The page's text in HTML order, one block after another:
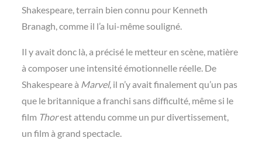
Shakespeare, terrain bien connu pour Kenneth
Branagh, comme il l’a lui-même souligné.
Il y avait donc là, a précisé le metteur en scène, matière
à composer une intensité émotionnelle réelle. De
Shakespeare à Marvel, il n’y avait finalement qu’un pas
que le britannique a franchi sans difficulté, même si le
film Thorest attendu comme un pur divertissement,
un film à grand spectacle.